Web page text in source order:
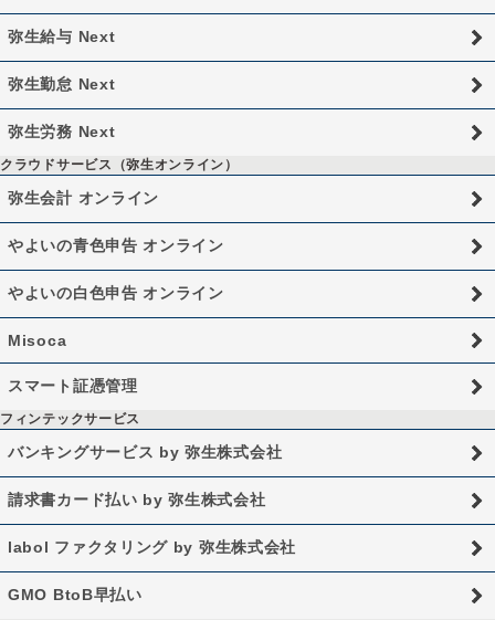
弥生給与 Next
弥生勤怠 Next
弥生労務 Next
クラウドサービス（弥生オンライン）
弥生会計 オンライン
やよいの青色申告 オンライン
やよいの白色申告 オンライン
Misoca
スマート証憑管理
フィンテックサービス
バンキングサービス by 弥生株式会社
請求書カード払い by 弥生株式会社
labol ファクタリング by 弥生株式会社
GMO BtoB早払い